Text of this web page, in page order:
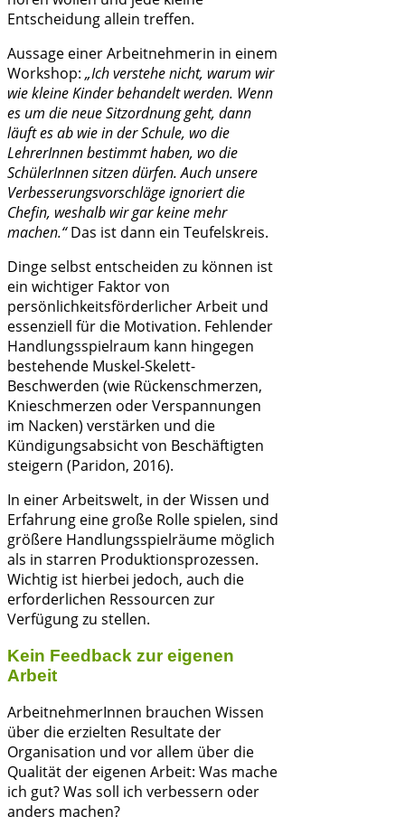
Entscheidung allein treffen.
Aussage einer Arbeitnehmerin in einem
Workshop: „Ich verstehe nicht, warum wir
wie kleine Kinder behandelt werden. Wenn
es um die neue Sitzordnung geht, dann
läuft es ab wie in der Schule, wo die
LehrerInnen bestimmt haben, wo die
SchülerInnen sitzen dürfen. Auch unsere
Verbesserungsvorschläge ignoriert die
Chefin, weshalb wir gar keine mehr
machen.“Das ist dann ein Teufelskreis.
Dinge selbst entscheiden zu können ist
ein wichtiger Faktor von
persönlichkeitsförderlicher Arbeit und
essenziell für die Motivation. Fehlender
Handlungsspielraum kann hingegen
bestehende Muskel-Skelett-
Beschwerden (wie Rückenschmerzen,
Knieschmerzen oder Verspannungen
im Nacken) verstärken und die
Kündigungsabsicht von Beschäftigten
steigern (Paridon, 2016).
In einer Arbeitswelt, in der Wissen und
Erfahrung eine große Rolle spielen, sind
größere Handlungsspielräume möglich
als in starren Produktionsprozessen.
Wichtig ist hierbei jedoch, auch die
erforderlichen Ressourcen zur
Verfügung zu stellen.
Kein Feedback zur eigenen
Arbeit
ArbeitnehmerInnen brauchen Wissen
über die erzielten Resultate der
Organisation und vor allem über die
Qualität der eigenen Arbeit: Was mache
ich gut? Was soll ich verbessern oder
anders machen?